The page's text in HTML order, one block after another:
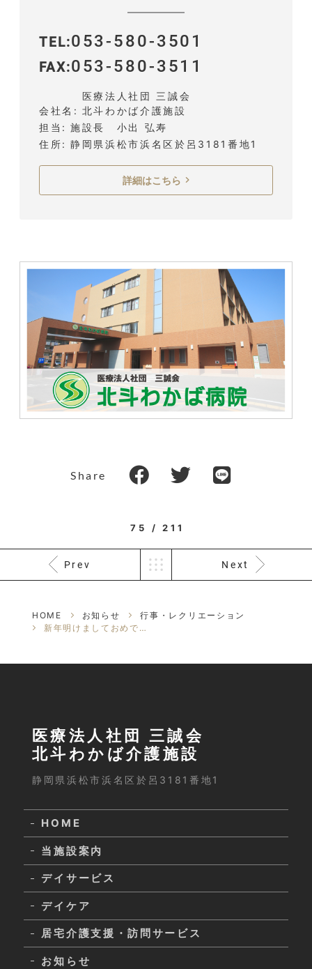
TEL 053-580-3501
FAX 053-580-3511
会社名
医療法人社団 三誠会
北斗わかば介護施設
担当
施設長 小出 弘寿
住所
静岡県浜松市浜名区於呂3181番地1
詳細はこちら
Share
75 / 211
Prev Next
HOME お知らせ
行事・レクリエーション
新年明けましておめでとうございます。 本年も宜しくお願い致します。
医療法人社団 三誠会
北斗わかば介護施設
静岡県浜松市浜名区於呂3181番地1
HOME
当施設案内
デイサービス
デイケア
居宅介護支援・訪問サービス
お知らせ